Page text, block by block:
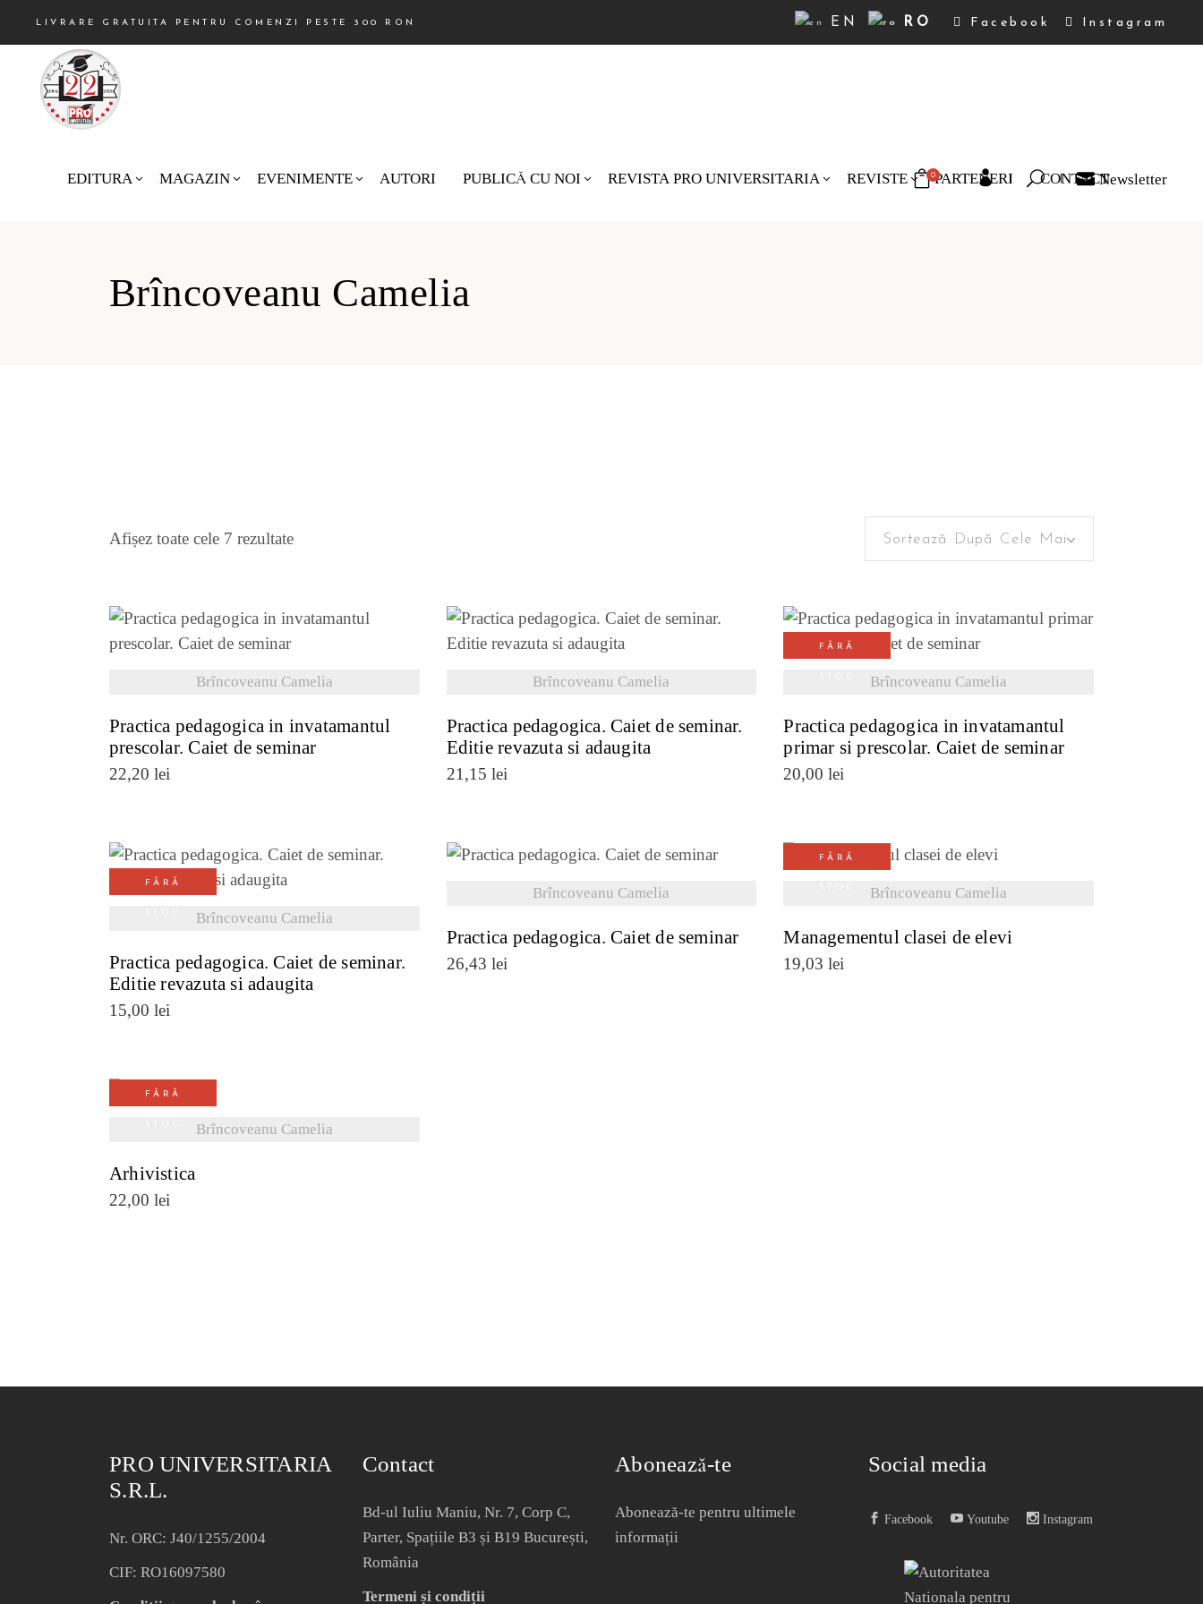
LIVRARE GRATUITA PENTRU COMENZI PESTE 300 RON EN RO Facebook Instagram
EDITURA MAGAZIN EVENIMENTE AUTORI PUBLICĂ CU NOI REVISTA PRO UNIVERSITARIA REVISTE PARTENERI CONTACT
0 Newsletter
Brîncoveanu Camelia
Afișez toate cele 7 rezultateSortat
cele
mai
recente
Sortează După Cele Mai Recente
Brîncoveanu Camelia
VEZI DETALII
Practica pedagogica in invatamantul
prescolar. Caiet de seminar
22,20 lei
Brîncoveanu Camelia
VEZI DETALII
Practica pedagogica. Caiet de seminar.
Editie revazuta si adaugita
21,15 lei
FĂRĂ
Brîncoveanu Camelia
VEZI DETALII
Practica pedagogica in invatamantul
primar si prescolar. Caiet de seminar
20,00lei
FĂRĂ
Brîncoveanu Camelia
VEZI DETALII
Practica pedagogica. Caiet de seminar.
Editie revazuta si adaugita
15,00 lei
Brîncoveanu Camelia
Practica pedagogica. Caiet de seminar
26,43 lei
FĂRĂ
Brîncoveanu Camelia
VEZI DETALII
Managementul clasei de elevi
19,03lei
FĂRĂ
Brîncoveanu Camelia
VEZI DETALII
Arhivistica
22,00 lei
PRO UNIVERSITARIA
S.R.L.
Nr. ORC: J40/1255/2004
CIF: RO16097580
Contact
Bd-ul Iuliu Maniu, Nr. 7, Corp C,
Parter, Spațiile B3 și B19 București,
România
Termeni și condiții
Abonează-te
Abonează-te pentru ultimele
informații
Social media
Facebook Youtube Instagram